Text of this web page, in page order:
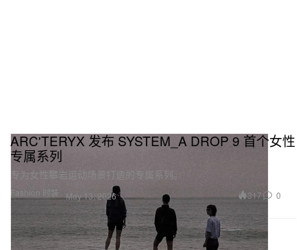
Fashion 时装
ARC'TERYX 发布 SYSTEM_A DROP 9 首个女性
专属系列
专为女性攀岩运动场景打造的专属系列。
May 13, 2026 317 0